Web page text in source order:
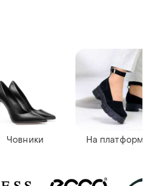
Човники На платформі